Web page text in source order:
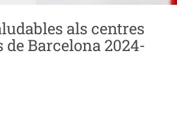
als centres
de Barcelona 2024-